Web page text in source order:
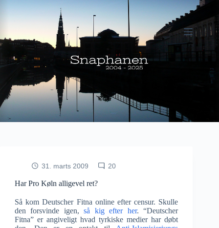
31. marts 2009 20
Har Pro Køln alligevel ret?
Så kom Deutscher Fitna online efter censur. Skulle
den forsvinde igen,så kig efter her. “Deutscher
Fitna” er angiveligt hvad tyrkiske medier har døbt